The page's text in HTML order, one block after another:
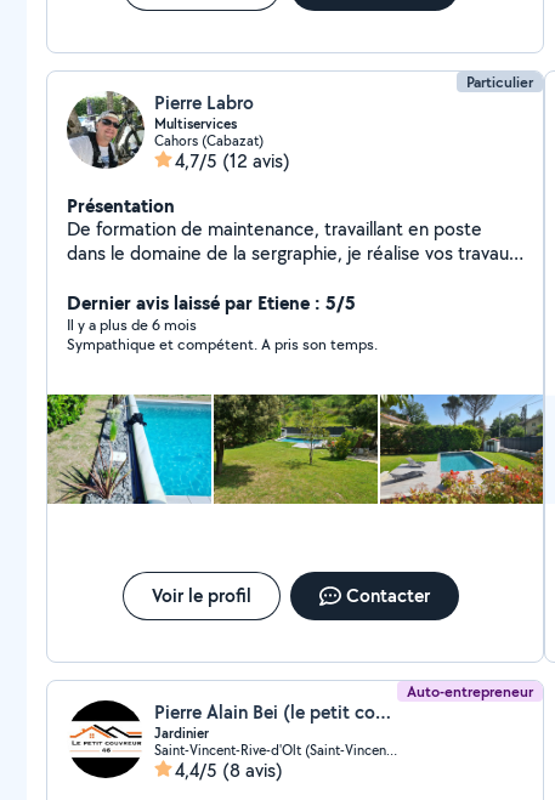
Particulier
Pierre Labro
Multiservices
Cahors (Cabazat)
4,7/5 (12 avis)
Présentation
De formation de maintenance, travaillant en poste
dans le domaine de la sergraphie, je réalise vos travaux
rénové et entretiens une grande maison je possède
pas mal de matériel. Bricoleur, touche à tout,
consciencieux, rigoureux et professionnel. Loue
fil inclus.
Dernier avis laissé par Etiene : 5/5
Il y a plus de 6 mois
Sympathique et compétent. A pris son temps.
Voir le profil Contacter
Auto-entrepreneur
Pierre Alain Bei (le petit couvreur)
Jardinier
Saint-Vincent-Rive-d'Olt (Saint-Vincent-Rive-d'Olt)
4,4/5 (8 avis)